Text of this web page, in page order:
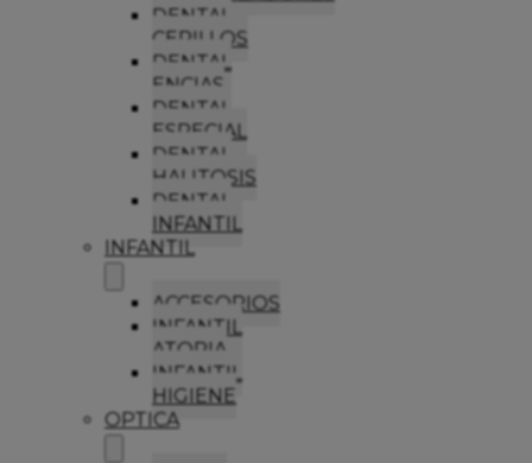
DENTAL
CEPILLOS
DENTAL
ENCIAS
DENTAL
ESPECIAL
DENTAL
HALITOSIS
DENTAL
INFANTIL
INFANTIL
ACCESORIOS
INFANTIL
ATOPIA
INFANTIL
HIGIENE
OPTICA